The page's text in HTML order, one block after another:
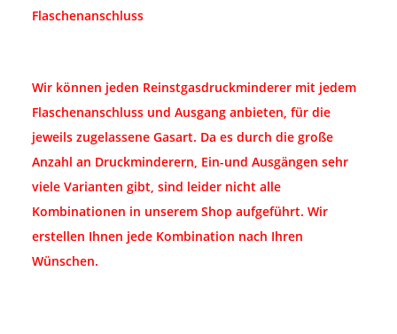
Flaschenanschluss
Wir können jeden Reinstgasdruckminderer mit jedem
Flaschenanschluss und Ausgang anbieten, für die
jeweils zugelassene Gasart. Da es durch die große
Anzahl an Druckminderern, Ein-und Ausgängen sehr
viele Varianten gibt, sind leider nicht alle
Kombinationen in unserem Shop aufgeführt. Wir
erstellen Ihnen jede Kombination nach Ihren
Wünschen.